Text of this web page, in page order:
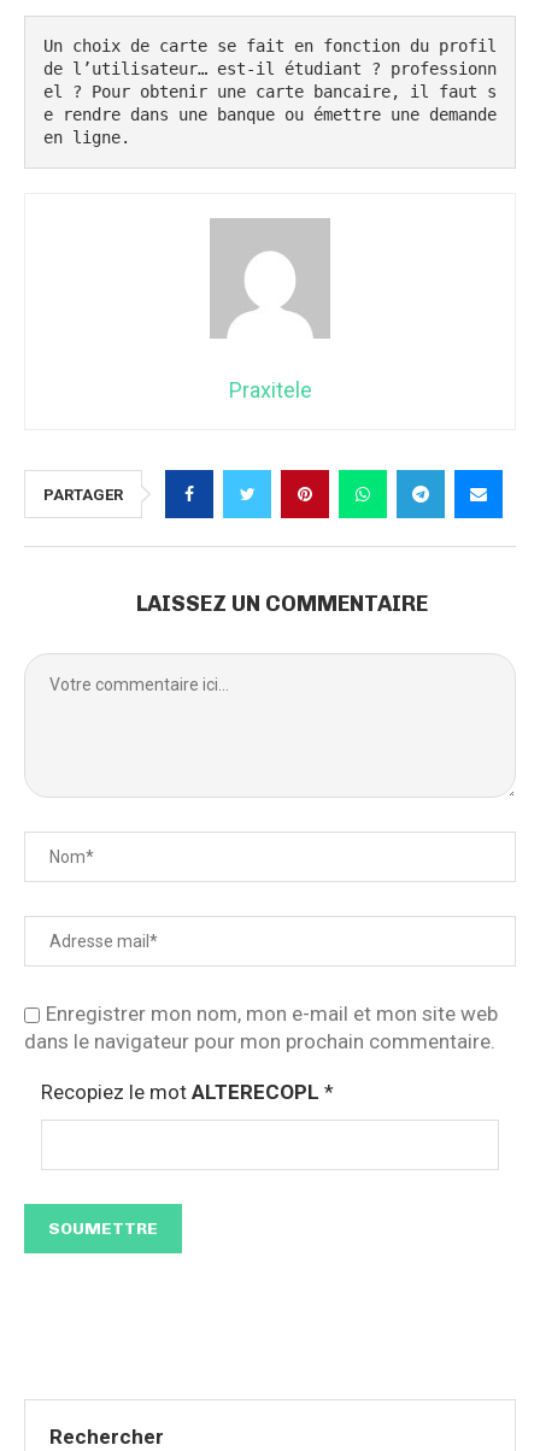
Un choix de carte se fait en fonction du profil
de l’utilisateur… est-il étudiant ? professionn
el ? Pour obtenir une carte bancaire, il faut s
e rendre dans une banque ou émettre une demande
en ligne.
Praxitele
PARTAGER
LAISSEZ UN COMMENTAIRE
Enregistrer mon nom, mon e-mail et mon site web
dans le navigateur pour mon prochain commentaire.
Recopiez le mot ALTERECOPL *
Rechercher